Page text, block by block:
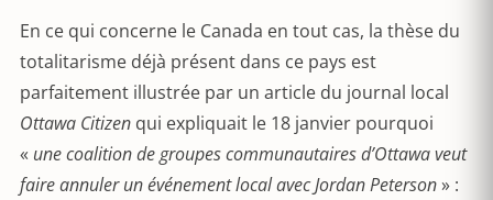
En ce qui concerne le Canada en tout cas, la thèse du
totalitarisme déjà présent dans ce pays est
parfaitement illustrée par un article du journal local
Ottawa Citizen qui expliquait le 18 janvier pourquoi
« une coalition de groupes communautaires d’Ottawa veut
faire annuler un événement local avec Jordan Peterson» :